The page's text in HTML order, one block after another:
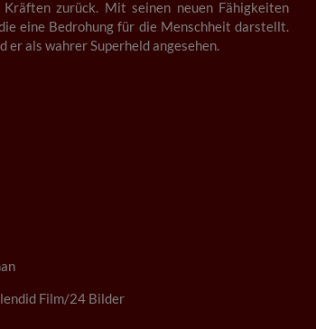
zurück. Mit seinen neuen Fähigkeiten
eine Bedrohung für die Menschheit darstellt.
er als wahrer Superheld angesehen.
Film/24 Bilder